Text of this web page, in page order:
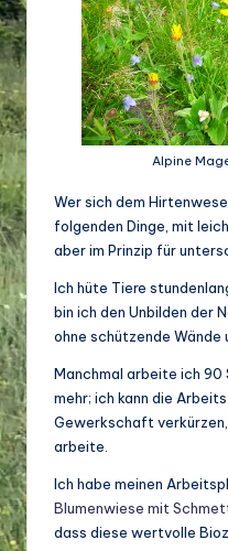
ts
ft
u
n
d
Bi
o
di
v
e
rs
Alpine
Wer sich dem
folgenden Dinge, mit
aber im Prinzip für
Ich hüte Tiere
bin ich den Unbilden der
ohne schützende Wände
Manchmal arbeite ich 90
mehr; ich kann die
Gewerkschaft
arbeite.
Ich habe meinen
Blumenwiese mit
dass diese wertvolle